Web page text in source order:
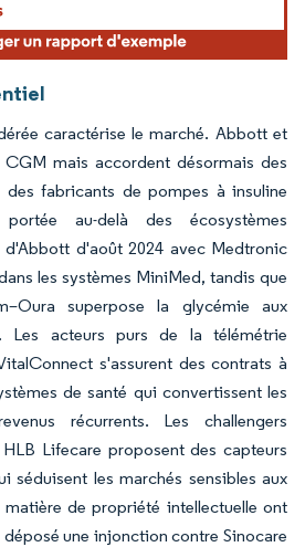
caractérise le marché. Abbott et
mais accordent désormais des
fabricants de pompes à insuline
au-delà des écosystèmes
d'Abbott d'août 2024 avec Medtronic
les systèmes MiniMed, tandis que
superpose la glycémie aux
Les acteurs purs de la télémétrie
s'assurent des contrats à
de santé qui convertissent les
récurrents. Les challengers
Lifecare proposent des capteurs
séduisent les marchés sensibles aux
de propriété intellectuelle ont
une injonction contre Sinocare